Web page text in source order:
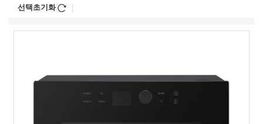
선택초기화